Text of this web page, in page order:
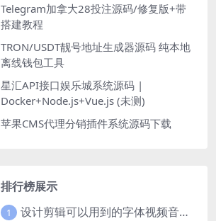
Telegram加拿大28投注源码/修复版+带
搭建教程
TRON/USDT靓号地址生成器源码 纯本地
离线钱包工具
星汇API接口娱乐城系统源码 |
Docker+Node.js+Vue.js (未测)
苹果CMS代理分销插件系统源码下载
排行榜展示
1 设计剪辑可以用到的字体视频音乐音效素材